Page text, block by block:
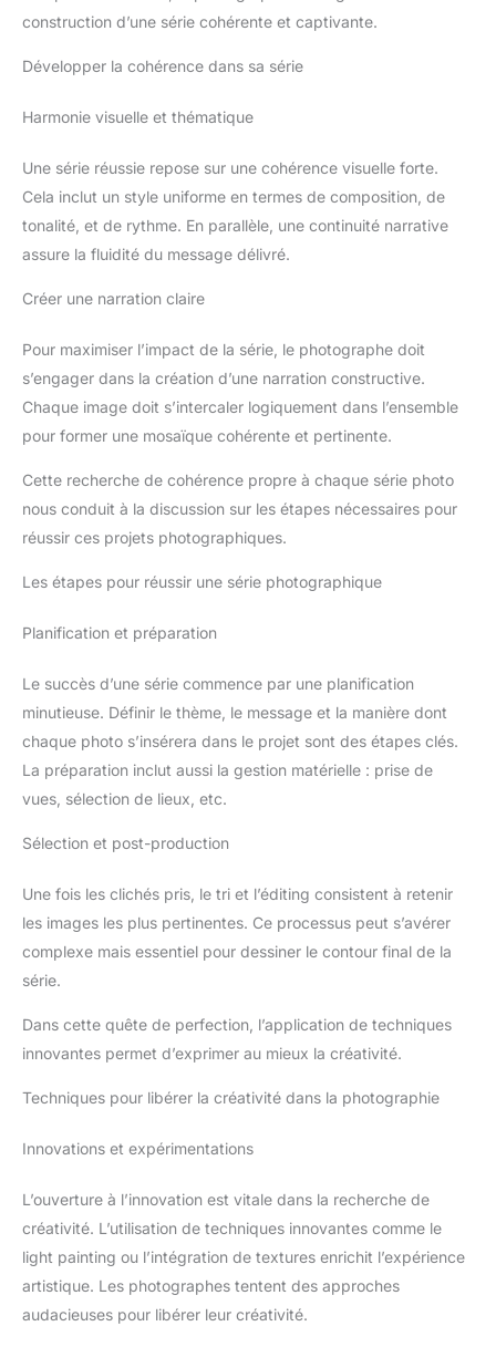
construction d’une série cohérente et captivante.
Développer la cohérence dans sa série
Harmonie visuelle et thématique
Une série réussie repose sur une cohérence visuelle forte.
Cela inclut un style uniforme en termes de composition, de
tonalité, et de rythme. En parallèle, une continuité narrative
assure la fluidité du message délivré.
Créer une narration claire
Pour maximiser l’impact de la série, le photographe doit
s’engager dans la création d’une narration constructive.
Chaque image doit s’intercaler logiquement dans l’ensemble
pour former une mosaïque cohérente et pertinente.
Cette recherche de cohérence propre à chaque série photo
nous conduit à la discussion sur les étapes nécessaires pour
réussir ces projets photographiques.
Les étapes pour réussir une série photographique
Planification et préparation
Le succès d’une série commence par une planification
minutieuse. Définir le thème, le message et la manière dont
chaque photo s’insérera dans le projet sont des étapes clés.
La préparation inclut aussi la gestion matérielle : prise de
vues, sélection de lieux, etc.
Sélection et post-production
Une fois les clichés pris, le tri et l’éditing consistent à retenir
les images les plus pertinentes. Ce processus peut s’avérer
complexe mais essentiel pour dessiner le contour final de la
série.
Dans cette quête de perfection, l’application de techniques
innovantes permet d’exprimer au mieux la créativité.
Techniques pour libérer la créativité dans la photographie
Innovations et expérimentations
L’ouverture à l’innovation est vitale dans la recherche de
créativité. L’utilisation de techniques innovantes comme le
light painting ou l’intégration de textures enrichit l’expérience
artistique. Les photographes tentent des approches
audacieuses pour libérer leur créativité.